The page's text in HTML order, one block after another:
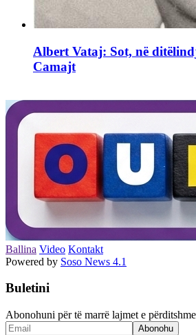
Albert Vataj: Sot, në
Camajt
Ballina Video Kontakt
Powered by Soso News 4.1
Buletini
Abonohuni për të marrë lajmet e
Abonohu